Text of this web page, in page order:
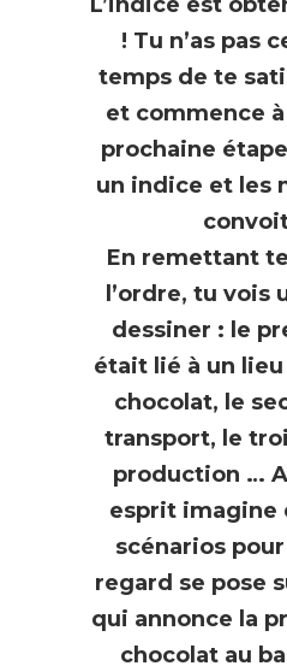
! Tu n’as pas
temps de te
et commence
prochaine
un indice et les
En remettant
l’ordre, tu vois
dessiner : le
était lié à un
chocolat, le
transport, le
production …
esprit imagine
scénarios
regard se pose
qui annonce la
chocolat au